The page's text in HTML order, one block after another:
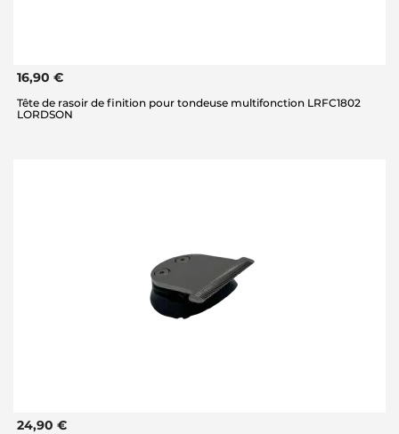
16,90 €
Tête de rasoir de finition pour tondeuse multifonction LRFC1802
LORDSON
24,90 €